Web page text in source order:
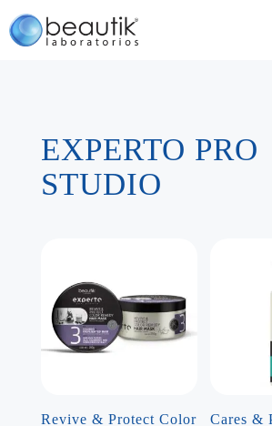
EXPERTO PRO
STUDIO
Revive & Protect Color
Cares &